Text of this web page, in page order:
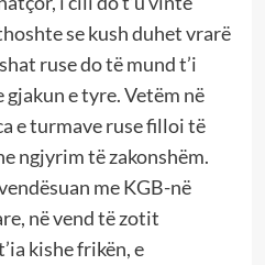
se kush duhet vrarë
ruse do të mund t’i
gjakun e tyre. Vetëm në
e turmave ruse filloi të
ngjyrim të zakonshëm.
me KGB-në
në vend të zotit
kishe frikën, e